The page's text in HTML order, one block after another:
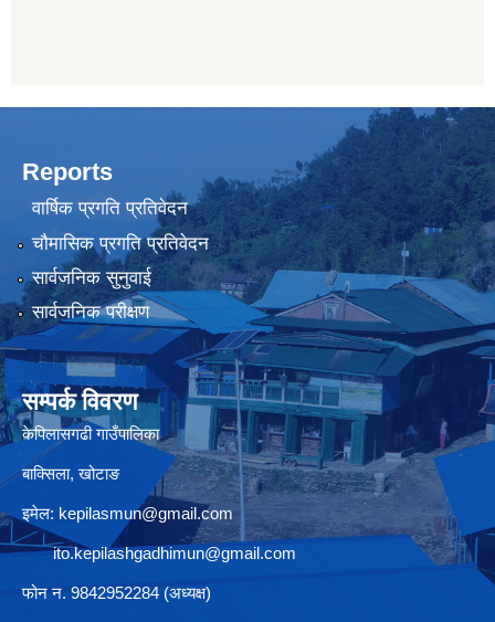
Reports
वार्षिक प्रगति प्रतिवेदन
चौमासिक प्रगति प्रतिवेदन
सार्वजनिक सुनुवाई
सार्वजनिक परीक्षण
सम्पर्क विवरण
केपिलासगढी गाउँपालिका
बाक्सिला, खोटाङ
इमेल: kepilasmun@gmail.com
ito.kepilashgadhimun@gmail.com
फोन न. 9842952284 (अध्यक्ष)